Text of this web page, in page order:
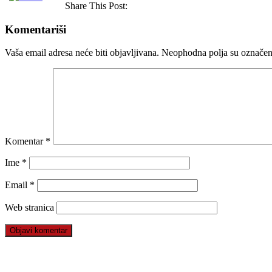
Share This Post:
Komentariši
Vaša email adresa neće biti objavljivana. Neophodna polja su
Komentar *
Ime *
Email *
Web stranica